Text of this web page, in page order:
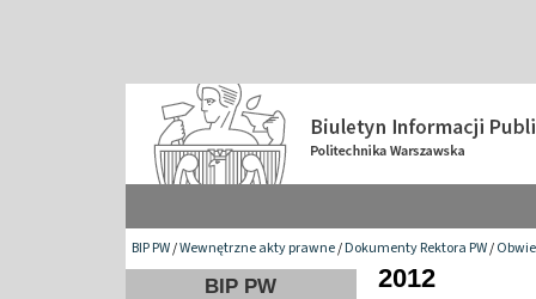
BIP PW/Wewnętrzne akty prawne/Dokumenty Rektora PW/
BIP PW 2012